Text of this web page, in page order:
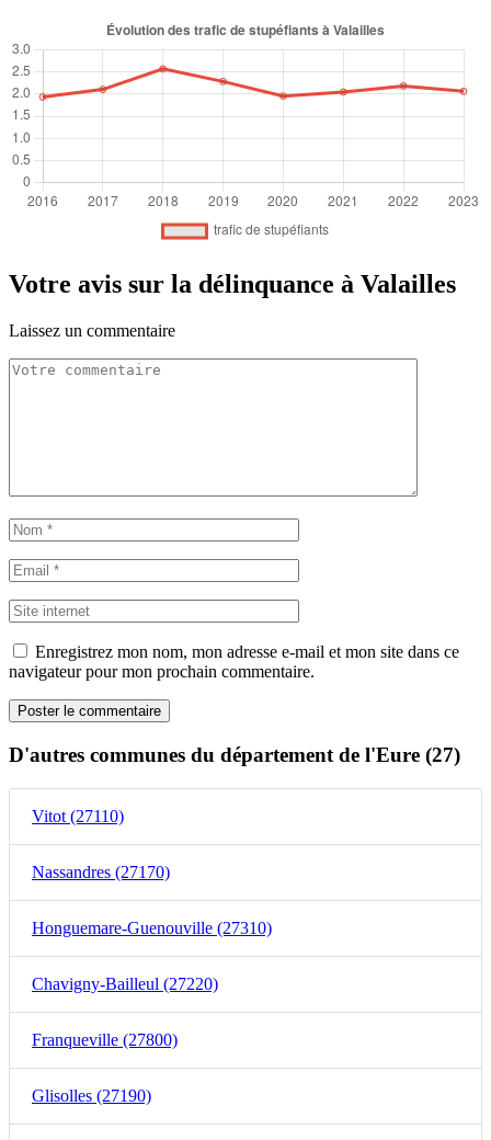
Votre avis sur la délinquance à Valailles
Laissez un commentaire
Enregistrez mon nom, mon adresse e-mail et mon site dans ce
navigateur pour mon prochain commentaire.
D'autres communes du département de l'Eure (27)
Vitot (27110)
Nassandres (27170)
Honguemare-Guenouville (27310)
Chavigny-Bailleul (27220)
Franqueville (27800)
Glisolles (27190)